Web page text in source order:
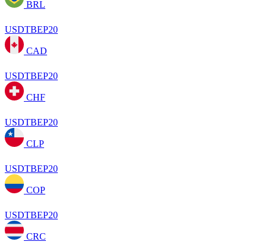
BRL
USDTBEP20
CAD
USDTBEP20
CHF
USDTBEP20
CLP
USDTBEP20
COP
USDTBEP20
CRC